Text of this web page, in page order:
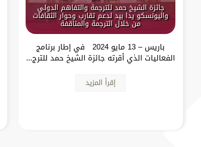
جائزة الشيخ حمد للترجمة والتفاهم الدولي
واليونسكو يدا بيد لدعم تقارب وحوار الثقافات
من خلال الترجمة والمثاقفة
باريس – 13 مايو 2024 في إطار برنامج
الفعاليات الذي أقرته جائزة الشيخ حمد للترج...
إقرأ المزيد